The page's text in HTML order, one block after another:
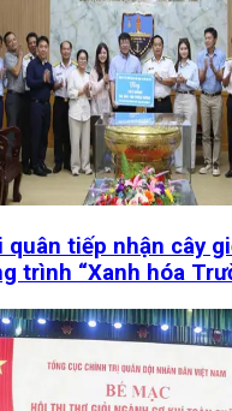
quân tiếp nhận cây
trình “Xanh hóa